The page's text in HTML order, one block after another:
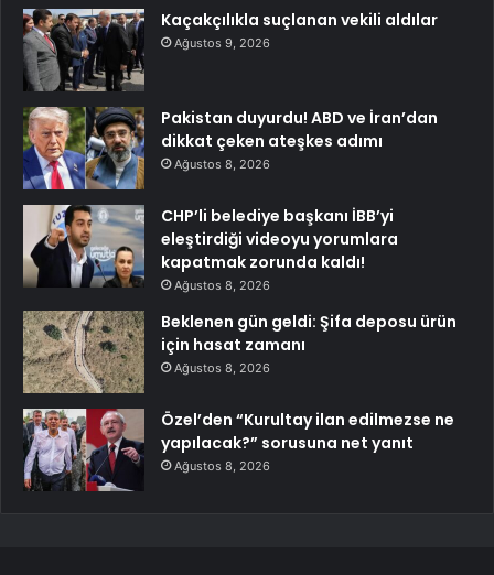
Kaçakçılıkla suçlanan vekili aldılar
Ağustos 9, 2026
Pakistan duyurdu! ABD ve İran’dan
dikkat çeken ateşkes adımı
Ağustos 8, 2026
CHP’li belediye başkanı İBB’yi
eleştirdiği videoyu yorumlara
kapatmak zorunda kaldı!
Ağustos 8, 2026
Beklenen gün geldi: Şifa deposu ürün
için hasat zamanı
Ağustos 8, 2026
Özel’den “Kurultay ilan edilmezse ne
yapılacak?” sorusuna net yanıt
Ağustos 8, 2026